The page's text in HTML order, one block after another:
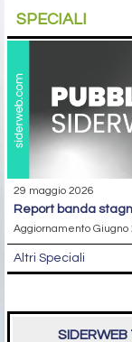
SPECIALI
29 maggio 2026
report banda
Aggiornamento Giugno
Altri Speciali